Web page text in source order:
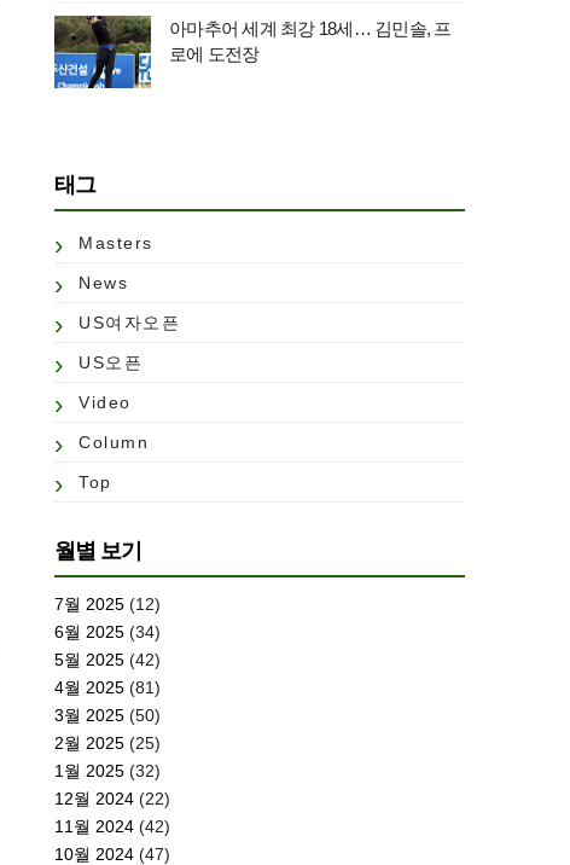
아마추어 세계 최강 18세… 김민솔, 프
로에 도전장
태그
Masters
News
US여자오픈
US오픈
Video
Column
Top
월별 보기
7월 2025 (12)
6월 2025 (34)
5월 2025 (42)
4월 2025 (81)
3월 2025 (50)
2월 2025 (25)
1월 2025 (32)
12월 2024 (22)
11월 2024 (42)
10월 2024 (47)